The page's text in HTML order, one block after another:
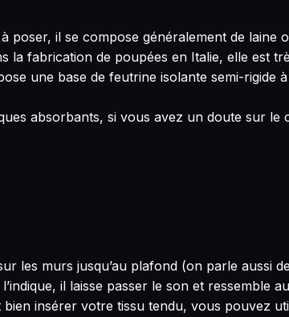
poser, il se compose généralement de laine
la fabrication de poupées en Italie, elle est
une base de feutrine isolante semi-rigide
absorbants, si vous avez un doute sur
les murs jusqu’au plafond (on parle aussi
il laisse passer le son et ressemble
insérer votre tissu tendu, vous pouvez